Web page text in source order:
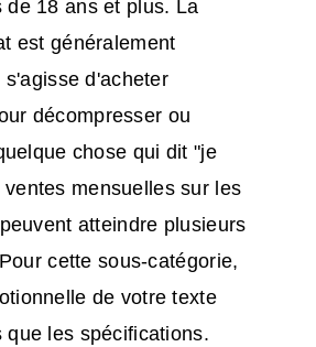
de 18 ans et plus. La
est généralement
d'acheter
décompresser ou
chose qui dit "je
mensuelles sur les
atteindre plusieurs
cette sous-catégorie,
de votre texte
que les spécifications.